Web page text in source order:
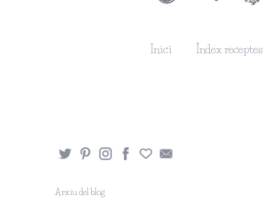
Inici Índex receptes
Arxiu del blog